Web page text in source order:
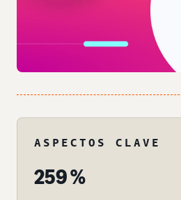
ASPECTOS CLAVE
259 %